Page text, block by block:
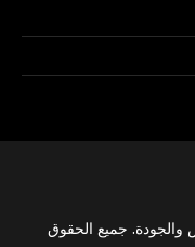
الفحص والجودة. جميع الحقوق